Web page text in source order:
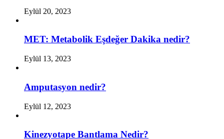
Eylül 20, 2023
MET: Metabolik Eşdeğer Dakika nedir?
Eylül 13, 2023
Amputasyon nedir?
Eylül 12, 2023
Kinezyotape Bantlama Nedir?